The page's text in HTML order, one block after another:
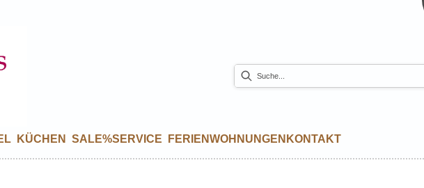
KÜCHEN SALE%SERVICE FERIENWOHNUNGEN KONTAKT